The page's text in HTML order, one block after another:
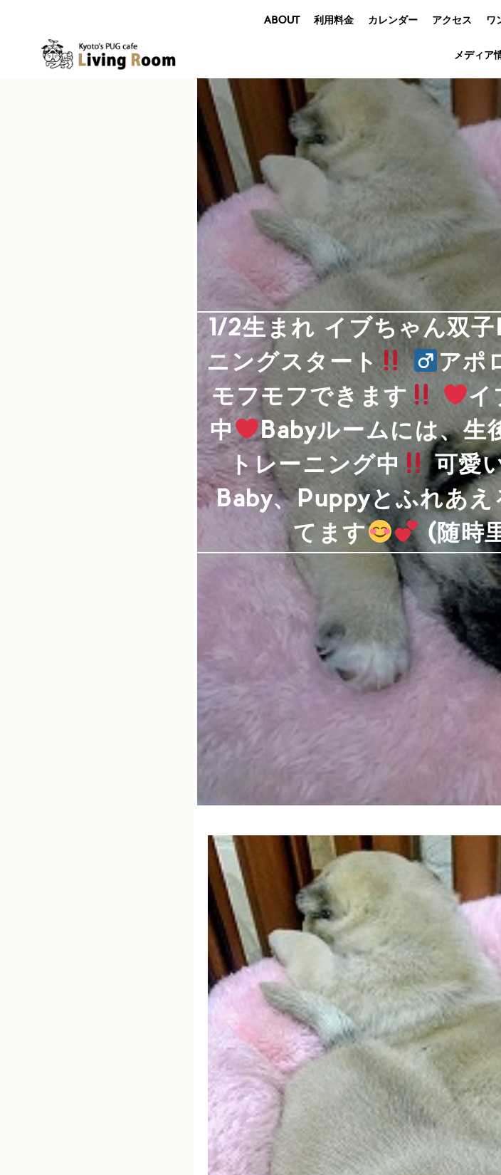
ABOUT 利用料金 カレンダー アクセス ワ
メディア
1/2生まれ イブちゃん双
ニングスタート
アポ
モフモフできます
イ
中
Babyルームには、生
トレーニング中
可愛
Baby、Puppyとふれあえ
てます
(随時